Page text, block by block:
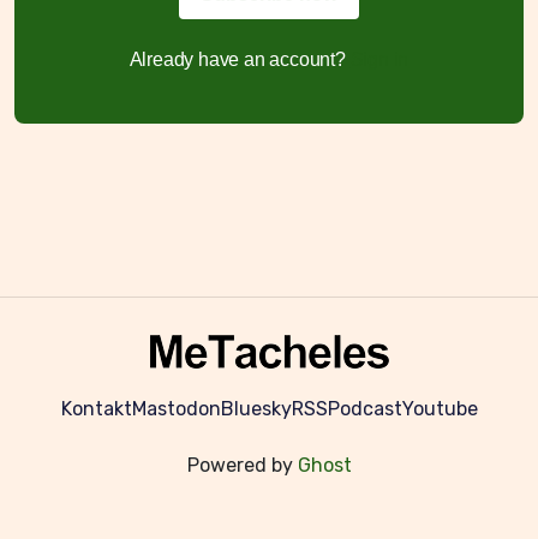
Already have an account?
KontaktMastodonBlueskyRSSPodcastYoutube
Powered by Ghost